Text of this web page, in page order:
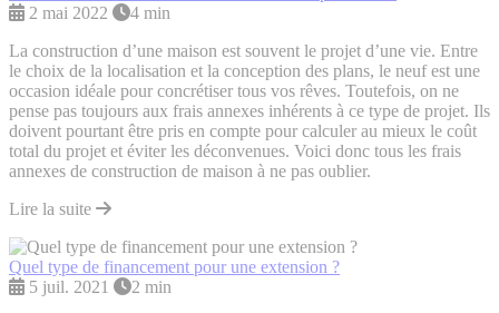
2 mai 2022
4 min
La construction d’une maison est souvent le projet d’une vie. Entre
le choix de la localisation et la conception des plans, le neuf est une
occasion idéale pour concrétiser tous vos rêves. Toutefois, on ne
pense pas toujours aux frais annexes inhérents à ce type de projet. Ils
doivent pourtant être pris en compte pour calculer au mieux le coût
total du projet et éviter les déconvenues. Voici donc tous les frais
annexes de construction de maison à ne pas oublier.
Lire la suite
Quel type de financement pour une extension ?
5 juil. 2021
2 min